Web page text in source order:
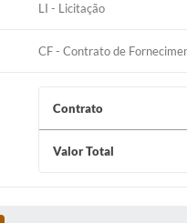
LI - Licitação
CF - Contrato de
Contrato
Valor Total